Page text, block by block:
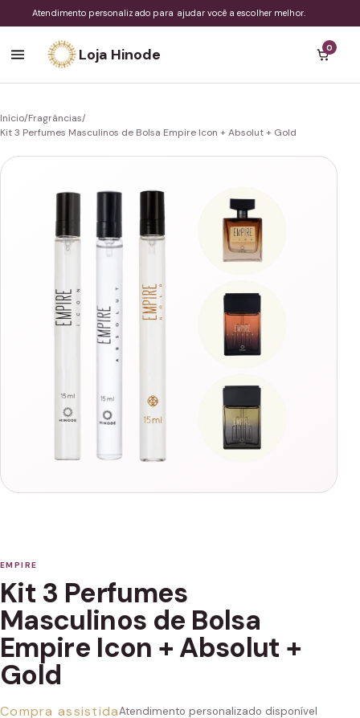
Atendimento personalizado para ajudar você a escolher melhor.
Loja Hinode 0
Início/Fragrâncias/
Kit 3 Perfumes Masculinos de Bolsa Empire Icon + Absolut + Gold
EMPIRE
Kit 3 Perfumes
Masculinos de Bolsa
Empire Icon + Absolut +
Gold
Compra assistidaAtendimento personalizado disponível